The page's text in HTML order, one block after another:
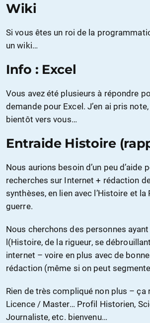
Wiki
Si vous êtes un roi de la
un wiki…
Info : Excel
Vous avez été plusieurs à répondre
demande pour Excel. J’en ai pris
bientôt vers vous…
Entraide Histoire
Nous aurions besoin d’un peu d’aide
recherches sur Internet + rédaction
synthèses, en lien avec l’Histoire et
guerre.
Nous cherchons des personnes
l(Histoire, de la rigueur, se
internet – voire en plus avec de
rédaction (même si on peut
Rien de très compliqué non plus – ça
Licence / Master… Profil Historien,
Journaliste, etc. bienvenu…